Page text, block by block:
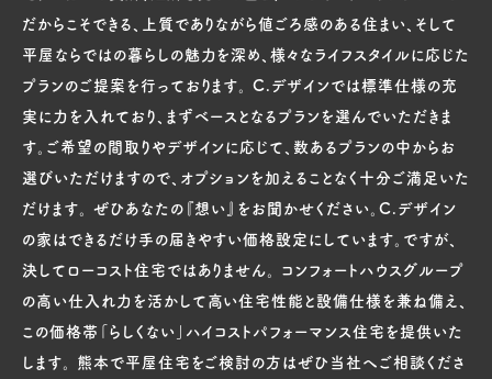
だからこそできる、上質でありながら値ごろ感のある住まい、そして
平屋ならではの暮らしの魅力を深め、様々なライフスタイルに応じた
プランのご提案を行っております。 C.デザインでは標準仕様の充
実に力を入れており、まずベースとなるプランを選んでいただきま
す。ご希望の間取りやデザインに応じて、数あるプランの中からお
選びいただけますので、オプションを加えることなく十分ご満足いた
だけます。 ぜひあなたの『想い』をお聞かせください。C.デザイン
の家はできるだけ手の届きやすい価格設定にしています。ですが、
決してローコスト住宅ではありません。 コンフォートハウスグループ
の高い仕入れ力を活かして高い住宅性能と設備仕様を兼ね備え、
この価格帯「らしくない」ハイコストパフォーマンス住宅を提供いた
します。 熊本で平屋住宅をご検討の方はぜひ当社へご相談くださ